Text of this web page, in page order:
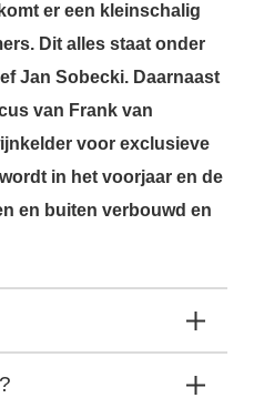
er een kleinschalig
Dit alles staat onder
Jan Sobecki. Daarnaast
van Frank van
voor exclusieve
in het voorjaar en de
en buiten verbouwd en